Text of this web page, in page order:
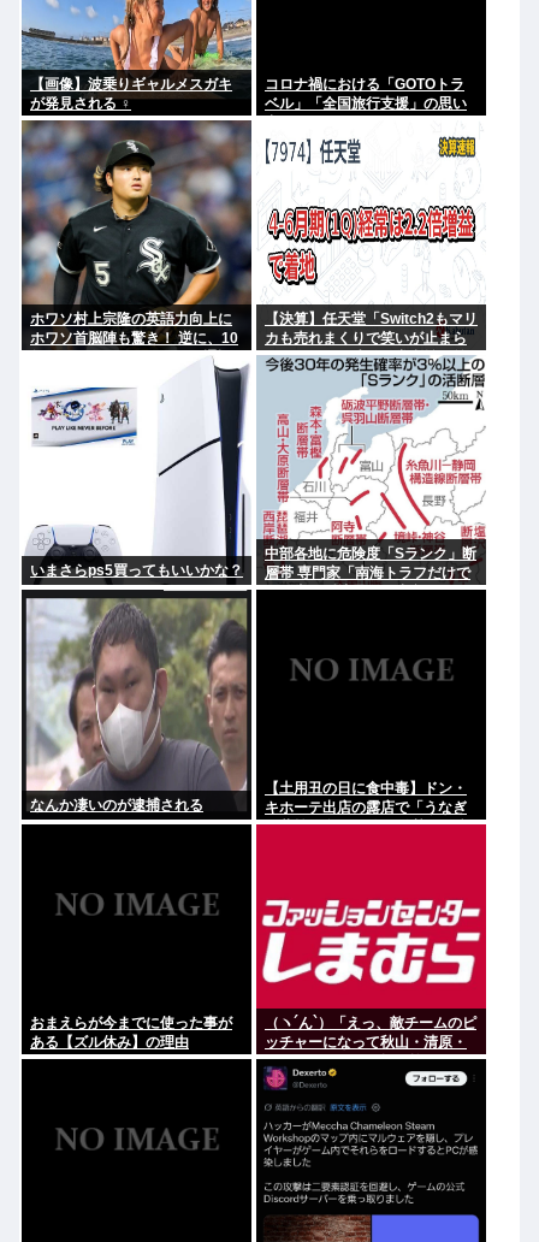
【画像】波乗りギャルメスガキ
が発見される ‍♀
コロナ禍における「GOTOトラ
ベル」「全国旅行支援」の思い
ホワソ村上宗隆の英語力向上に
ホワソ首脳陣も驚き！ 逆に、10
年メジャーにいてもいまだ通訳
【決算】任天堂「Switch2もマリ
カも売れまくりで笑いが止まら
んどすえ！」連結経常利益は前
年同期比2.2倍の2061億円に
いまさらps5買ってもいいかな？
中部各地に危険度「Sランク」断
層帯 専門家「南海トラフだけで
なく直下型地震にも注意を」
なんか凄いのが逮捕される
【土用丑の日に食中毒】ドン・
キホーテ出店の露店で「うなぎ
の蒲焼」食べ14人が発熱や下痢
おまえらが今までに使った事が
ある【ズル休み】の理由
（ヽ´ん`）「えっ、敵チームのピ
ッチャーになって秋山・清原・
デストラーデを三振に抑えたら
一億ですか？」→どうする？